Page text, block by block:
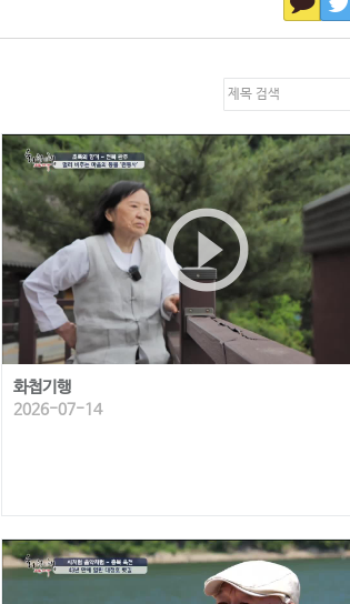
play_circle_outline
화첩기행
2026-07-14